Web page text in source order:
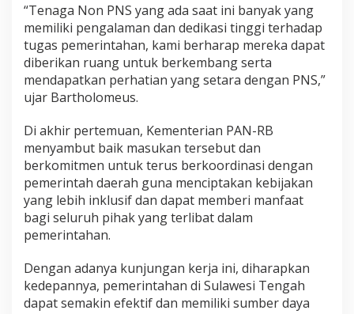
“Tenaga Non PNS yang ada saat ini banyak yang
memiliki pengalaman dan dedikasi tinggi terhadap
tugas pemerintahan, kami berharap mereka dapat
diberikan ruang untuk berkembang serta
mendapatkan perhatian yang setara dengan PNS,”
ujar Bartholomeus.
Di akhir pertemuan, Kementerian PAN-RB
menyambut baik masukan tersebut dan
berkomitmen untuk terus berkoordinasi dengan
pemerintah daerah guna menciptakan kebijakan
yang lebih inklusif dan dapat memberi manfaat
bagi seluruh pihak yang terlibat dalam
pemerintahan.
Dengan adanya kunjungan kerja ini, diharapkan
kedepannya, pemerintahan di Sulawesi Tengah
dapat semakin efektif dan memiliki sumber daya